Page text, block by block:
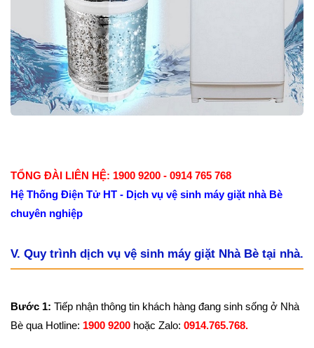
TỔNG ĐÀI LIÊN HỆ: 1900 9200 - 0914 765 768
Hệ Thống Điện Tử HT - Dịch vụ vệ sinh máy giặt nhà Bè
chuyên nghiệp
V. Quy trình dịch vụ vệ sinh máy giặt Nhà Bè tại nhà.
Bước 1: Tiếp nhận thông tin khách hàng đang sinh sống ở Nhà
Bè qua Hotline: 1900 9200 hoặc Zalo: 0914.765.768.